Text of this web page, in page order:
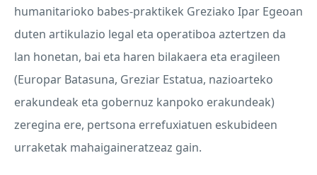
humanitarioko babes-praktikek Greziako Ipar Egeoan
duten artikulazio legal eta operatiboa aztertzen da
lan honetan, bai eta haren bilakaera eta eragileen
(Europar Batasuna, Greziar Estatua, nazioarteko
erakundeak eta gobernuz kanpoko erakundeak)
zeregina ere, pertsona errefuxiatuen eskubideen
urraketak mahaigaineratzeaz gain.